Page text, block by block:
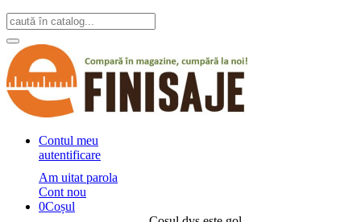
Contul meu
autentificare
Am uitat parola
Cont nou
0Coșul